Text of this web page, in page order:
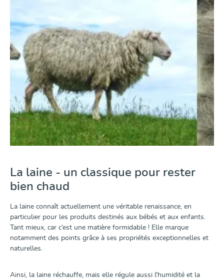
La laine - un classique pour rester
bien chaud
La laine connaît actuellement une véritable renaissance, en
particulier pour les produits destinés aux bébés et aux enfants.
Tant mieux, car c’est une matière formidable ! Elle marque
notamment des points grâce à ses propriétés exceptionnelles et
naturelles.
Ainsi, la laine réchauffe, mais elle régule aussi l'humidité et la